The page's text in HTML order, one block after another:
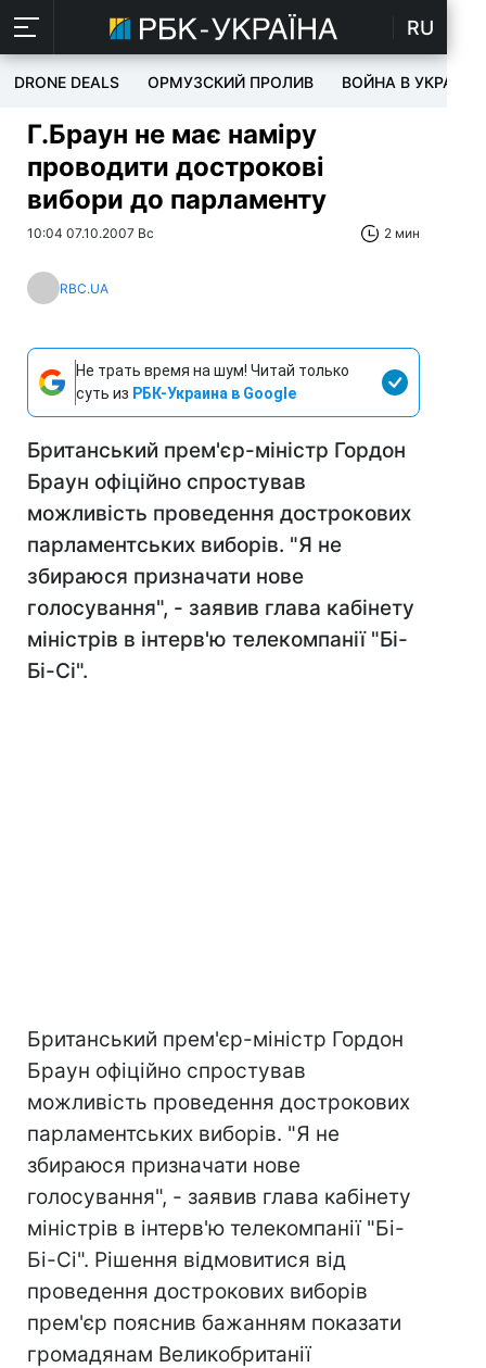
RU
DRONE DEALS ОРМУЗСКИЙ ПРОЛИВ ВОЙНА В УКРАИНЕ
Г.Браун не має наміру
проводити дострокові
вибори до парламенту
10:04 07.10.2007 Вс 2 мин
RBC.UA
Не трать время на шум! Читай только
суть из РБК-Украина в Google
Британський прем'єр-міністр Гордон
Браун офіційно спростував
можливість проведення дострокових
парламентських виборів. "Я не
збираюся призначати нове
голосування", - заявив глава кабінету
міністрів в інтерв'ю телекомпанії "Бі-
Бі-Сі".
Британський прем'єр-міністр Гордон
Браун офіційно спростував
можливість проведення дострокових
парламентських виборів. "Я не
збираюся призначати нове
голосування", - заявив глава кабінету
міністрів в інтерв'ю телекомпанії "Бі-
Бі-Сі". Рішення відмовитися від
проведення дострокових виборів
прем'єр пояснив бажанням показати
громадянам Великобританії